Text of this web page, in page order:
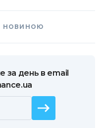
НОВИНОЮ
за день в email